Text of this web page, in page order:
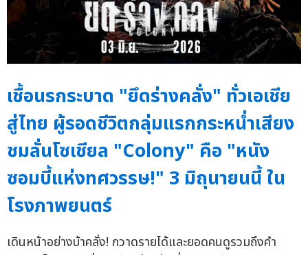
เชื้อนรกระบาด "ยึดร่างคลั่ง" ทั่วเอเชีย
สู่ไทย ผู้รอดชีวิตกลุ่มแรกกระหน่ำเสียง
ชมลั่นโซเชียล "Colony" คือ "หนัง
ซอมบี้แห่งทศวรรษ!" 3 มิถุนายนนี้ ใน
โรงภาพยนตร์
เดินหน้าอย่างบ้าคลั่ง! กวาดรายได้และยอดคนดูรวมถึงคำ